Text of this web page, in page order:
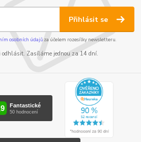
Přihlásit se
osobních údajůza účelem rozesílky newsletteru.
odhlásit. Zasíláme jednou za 14 dní.